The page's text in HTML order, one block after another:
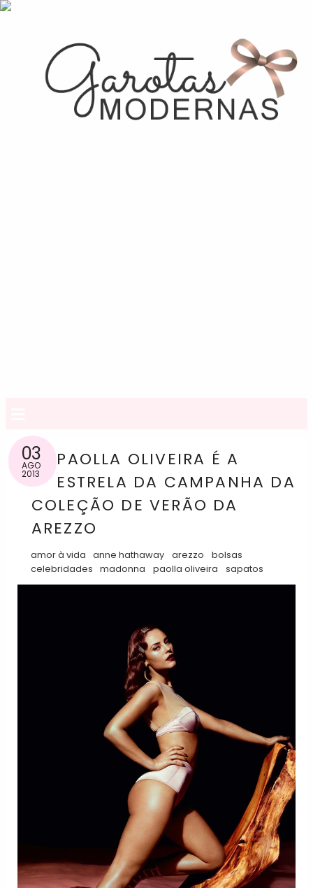
03
AGO
2013
PAOLLA OLIVEIRA É A
ESTRELA DA CAMPANHA DA
COLEÇÃO DE VERÃO DA
AREZZO
amor à vida anne hathaway arezzo
bolsas
celebridades madonna paolla oliveira sapatos